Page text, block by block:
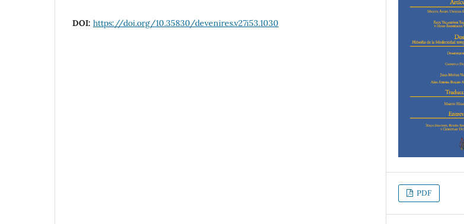
DOI: https://doi.org/10.35830/devenires.v27i53.1030
PDF